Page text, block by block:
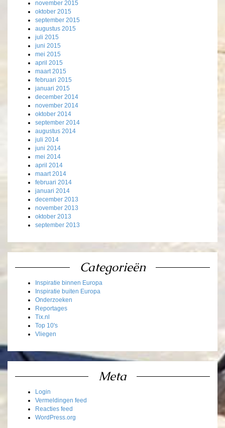
november 2015
oktober 2015
september 2015
augustus 2015
juli 2015
juni 2015
mei 2015
april 2015
maart 2015
februari 2015
januari 2015
december 2014
november 2014
oktober 2014
september 2014
augustus 2014
juli 2014
juni 2014
mei 2014
april 2014
maart 2014
februari 2014
januari 2014
december 2013
november 2013
oktober 2013
september 2013
Categorieën
Inspiratie binnen Europa
Inspiratie buiten Europa
Onderzoeken
Reportages
Tix.nl
Top 10's
Vliegen
Meta
Login
Vermeldingen feed
Reacties feed
WordPress.org